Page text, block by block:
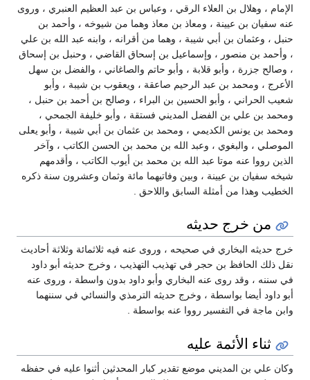
الإمام ، وهلال بن العلاء الرقي ، وعباس بن عبد العظيم العنبري ، وروى
عنه سفيان بن عيينة ، ومعاذ بن معاذ وهما من شيوخه ، وأحمد بن
حنبل ، وعثمان بن أبي شيبة ، وهما من أقرانه ، وابنه عبد الله بن علي
، وأحمد بن منصور ، وإسماعيل بن إسحاق القاضي ، وحنبل بن إسحاق
، وصالح جزرة ، وأبو قلابة ، وأبو حاتم والصاغاني ، والفضل بن سهل
الأعرج ، ومحمد بن عبد الرحيم صاعقة ، ويعقوب بن شيبة ، وأبو
شعيب الحراني ، وأبو الحسين بن البراء ، وصالح بن أحمد بن حنبل ،
ومحمد بن علي بن الفضل المديني فستقة ، وأبو خليفة الجمحي ،
ومحمد بن يونس الكديمي ، ومحمد بن عثمان بن أبي شيبة ، وأبو يعلى
الموصلي ، والبغوي ، وعبد الله بن محمد بن الحسن الكاتب ، وآخر
الذين رووا عنه موتا عبد الله بن محمد بن أيوب الكاتب ، وأقدمهم
شيخه سفيان بن عيينة ، وبين وفاتيهما مائة وثمان وعشرون سنة ذكره
الخطيب وهذا من أمثلة السابق واللاحق .
من خرج حديثه
خرج حديثه البخاري في صحيحه ، وروى عنه فيه ثلاثمائة وثلاثة أحاديث
نقل ذلك الحافظ بن حجر في تهذيب التهذيب ، وخرج حديثه أبو داود
في سننه ، وقد روى عنه البخاري وأبو داود بدون واسطة ، وروى عنه
أبو داود أيضا بواسطة ، وخرج حديثه الترمذي والنسائي في سننهما
وابن ماجة في التفسير رووا عنه بواسطة .
ثناء الأئمة عليه
وكان علي بن المديني موضع تقدير كبار المحدثين أثنوا عليه في حفظه